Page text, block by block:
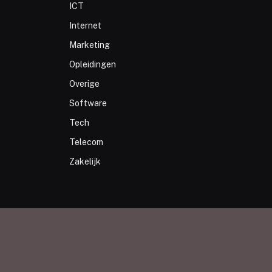
ICT
Internet
Marketing
Opleidingen
Overige
Software
Tech
Telecom
Zakelijk